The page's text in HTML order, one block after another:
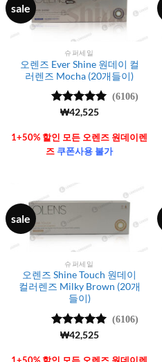
sale
슈퍼세일
오렌즈 Ever Shine 원데이 컬
러렌즈 Mocha (20개들이)
5 중에서
가됨
(6106)
₩42,525
1+50% 할인 모든 오렌즈 원데이렌
즈 쿠폰사용 불가
sale
슈퍼세일
오렌즈 Shine Touch 원데이
컬러렌즈 Milky Brown (20개
들이)
5 중에서
가됨
(6106)
₩42,525
1+50% 할인 모든 오렌즈 원데이렌